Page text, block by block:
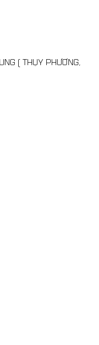
( THỤY PHƯƠNG,